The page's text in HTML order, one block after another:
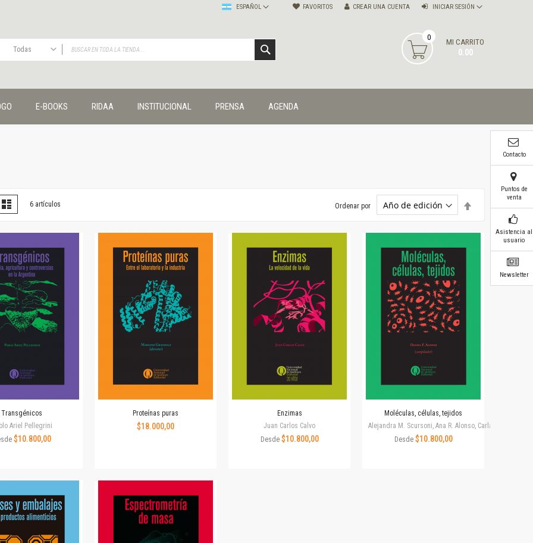
FAVORITOS INICIAR SESIÓN
CREAR UNA CUENTA
ESPAÑOL
Todas
Publicaciones
Editorial
Géneros
Horizontes en las artes
La ideología argentina y latinoamericana
Las ciudades y las ideas
Serie Nuevas aproximaciones
Serie Clásicos latinoamericanos
Medios&redes
Serie Arte sonoro
Serie digital
Territorio y acumulación: conflictividades y alternativas
Prismas
Redes
Revista de Ciencias Sociales. Primera época
Revista de Ciencias Sociales. Segunda época
MI CARRITO
0.00
0
E-BOOKS RIDAA INSTITUCIONAL PRENSA AGENDA
Lista 6 artículos Ordenar por
descendente
Transgénicos
Ariel Pellegrini
$10.800,00
Proteínas puras
$18.000,00
Enzimas
Juan Carlos Calvo
Desde $10.800,00
Moléculas, células, tejidos
Alejandra M. Scursoni, Ana R. Alonso, Carla S.
Desde $10.800,00
Contacto
Puntos de
venta
Asistencia al
usuario
Newsletter